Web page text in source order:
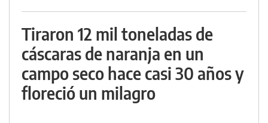
Tiraron 12 mil toneladas de
cáscaras de naranja en un
campo seco hace casi 30 años y
floreció un milagro